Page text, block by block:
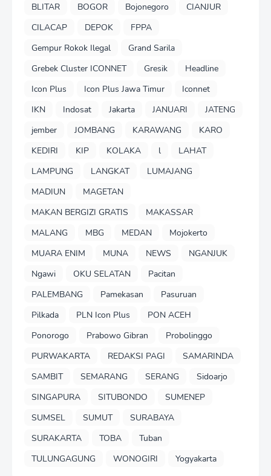
BLITAR
BOGOR Bojonegoro
CIANJUR
CILACAP
DEPOK
FPPA
Gempur Rokok Ilegal
Grand Sarila
Grebek Cluster ICONNET
Gresik
Headline
Icon Plus
Icon Plus Jawa Timur
Iconnet
IKN
Indosat Jakarta JANUARI
JATENG
jember
JOMBANG KARAWANG
KARO
KEDIRI
KIP KOLAKA l
LAHAT
LAMPUNG
LANGKAT
LUMAJANG
MADIUN
MAGETAN
MAKAN BERGIZI GRATIS
MAKASSAR
MALANG
MBG MEDAN
Mojokerto
MUARA ENIM
MUNA NEWS
NGANJUK
Ngawi
OKU SELATAN
Pacitan
PALEMBANG
Pamekasan
Pasuruan
Pilkada
PLN Icon Plus
PON ACEH
Ponorogo
Prabowo Gibran
Probolinggo
PURWAKARTA
REDAKSI PAGI
SAMARINDA
SAMBIT
SEMARANG SERANG
Sidoarjo
SINGAPURA
SITUBONDO
SUMENEP
SUMSEL
SUMUT
SURABAYA
SURAKARTA
TOBA
Tuban
TULUNGAGUNG
WONOGIRI Yogyakarta